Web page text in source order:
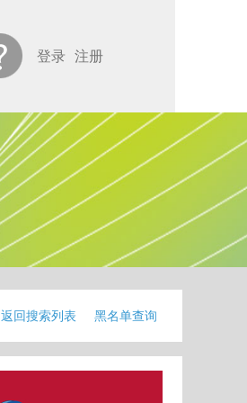
登录 注册
返回搜索列表 黑名单查询